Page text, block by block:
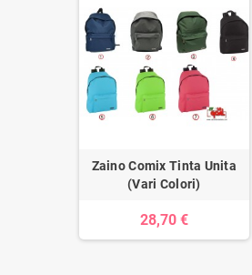
Zaino Comix Tinta Unita
(Vari Colori)
28,70 €